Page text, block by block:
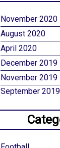
November 2020
August 2020
April 2020
December 2019
November 2019
September 2019